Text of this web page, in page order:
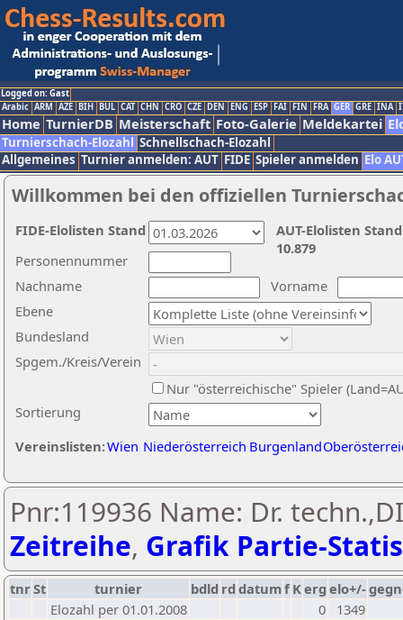
Logged on: Gast
Arabic ARM AZE BIH BUL CAT CHN CRO CZE DEN ENG ESP FAI FIN FRA GER GRE INA
Home TurnierDB Meisterschaft Foto-Galerie Meldekartei
Turnierschach-Elozahl Schnellschach-Elozahl
Allgemeines Turnier anmelden: AUT FIDE Spieler anmelden Elo
Willkommen bei den offiziellen
Nachname
Vorname
Ebene
Sortierung
Personennummer
Bundesland
Spgem./Kreis/Verein
Nur "österreichische" Spieler
Vereinslisten:Wien Niederösterreich Burgenland
AUT-Elolisten
10.879
FIDE-Elolisten Stand
Pnr:119936 Name: Dr.
Zeitreihe, Grafik Partie-
tnrSt turnier bdld rd datumf Kerg elo+/-
Elozahl per 01.01.2008
0
1349